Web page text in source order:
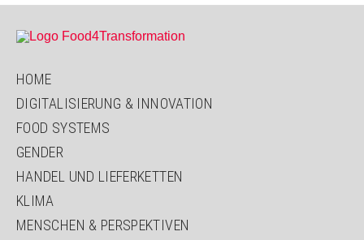
HOME
DIGITALISIERUNG & INNOVATION
FOOD SYSTEMS
GENDER
HANDEL UND LIEFERKETTEN
KLIMA
MENSCHEN & PERSPEKTIVEN